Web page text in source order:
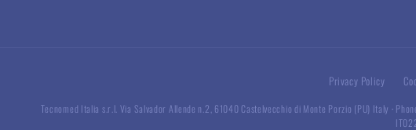
Privacy Policy
Tecnomed Italia s.r.l. Via Salvador Allende n.2, 61040 Castelvecchio di Monte Porzio (PU) Italy ·